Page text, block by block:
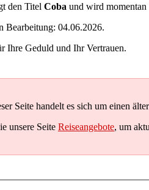
den Titel Coba und wird momentan
Bearbeitung: 04.06.2026.
Ihre Geduld und Ihr Vertrauen.
Seite handelt es sich um einen
unsere Seite Reiseangebote, um